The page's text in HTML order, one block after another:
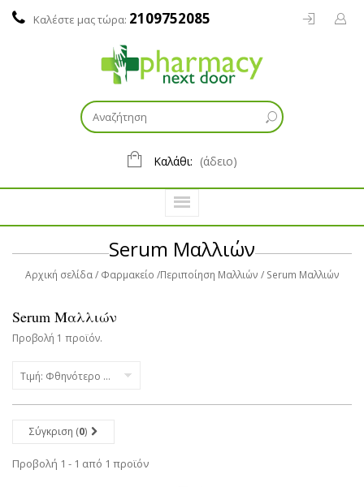
Καλέστε μας τώρα: 2109752085
Καλάθι: (άδειο)
Serum Mαλλιών
Αρχική σελίδα Φαρμακείο Περιποίηση Μαλλιών Serum Mαλλιών
Serum Mαλλιών
Προβολή 1 προϊόν.
Τιμή: Φθηνότερο πρώτα
Σύγκριση (0)
Προβολή 1 - 1 από 1 προϊόν